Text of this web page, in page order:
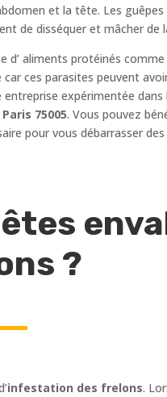
et la tête. Les
de disséquer et mâcher de
aliments protéinés
ces parasites peuvent
entreprise expérimentée
Paris 75005. Vous pouvez
pour vous débarrasser
?
infestation des frelons.